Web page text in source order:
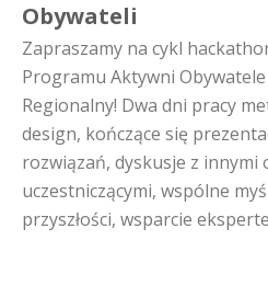
Obywateli
Zapraszamy na cykl
Programu Aktywni
Regionalny! Dwa dni pracy
design, kończące się
rozwiązań, dyskusje z innymi
uczestniczącymi, wspólne
przyszłości, wsparcie